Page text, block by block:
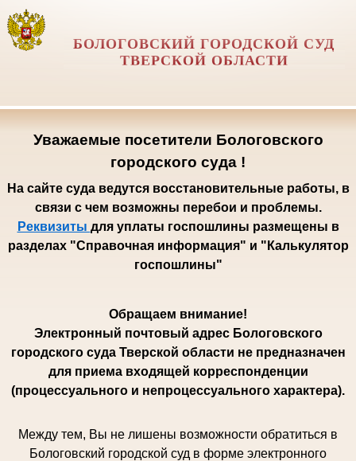
БОЛОГОВСКИЙ ГОРОДСКОЙ СУД
ТВЕРСКОЙ ОБЛАСТИ
Уважаемые посетители Бологовского
городского суда !
На сайте суда ведутся восстановительные работы, в
связи с чем возможны перебои и проблемы.
Реквизиты для уплаты госпошлины размещены в
разделах "Справочная информация" и "Калькулятор
госпошлины"
Обращаем внимание!
Электронный почтовый адрес Бологовского
городского суда Тверской области не предназначен
для приема входящей корреспонденции
(процессуального и непроцессуального характера).
Между тем, Вы не лишены возможности обратиться в
Бологовский городской суд в форме электронного